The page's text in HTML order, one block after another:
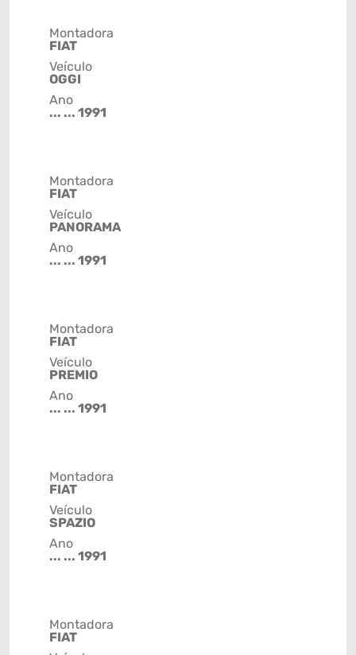
Montadora
FIAT
Veículo
OGGI
Ano
... ... 1991
Montadora
FIAT
Veículo
PANORAMA
Ano
... ... 1991
Montadora
FIAT
Veículo
PREMIO
Ano
... ... 1991
Montadora
FIAT
Veículo
SPAZIO
Ano
... ... 1991
Montadora
FIAT